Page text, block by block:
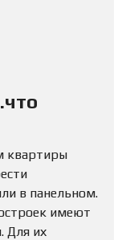
квартиры
в панельном.
имеют
Для их